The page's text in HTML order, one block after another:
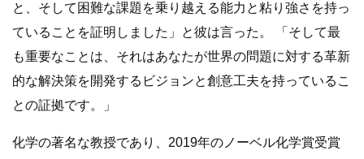
と、そして困難な課題を乗り越える能力と粘り強さを持っ
ていることを証明しました」と彼は言った。 「そして最
も重要なことは、それはあなたが世界の問題に対する革新
的な解決策を開発するビジョンと創意工夫を持っているこ
との証拠です。」
化学の著名な教授であり、2019年のノーベル化学賞受賞